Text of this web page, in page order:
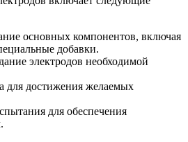
основных компонентов, включая
добавки.
электродов необходимой
для достижения желаемых
для обеспечения